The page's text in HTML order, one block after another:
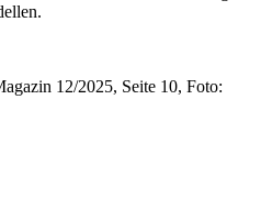
12/2025, Seite 10, Foto: